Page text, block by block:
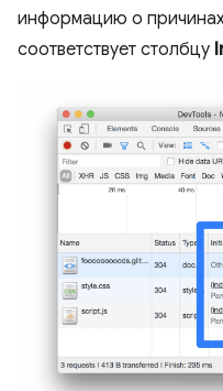
информацию о
соответствует столбцу